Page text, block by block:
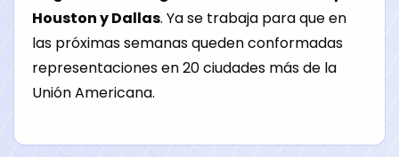
Houston y Dallas. Ya se trabaja para que en
las próximas semanas queden conformadas
representaciones en 20 ciudades más de la
Unión Americana.